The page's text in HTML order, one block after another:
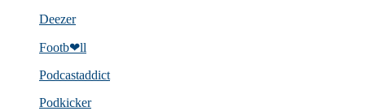
Deezer
Footb❤ll
Podcast­addict
Podkicker